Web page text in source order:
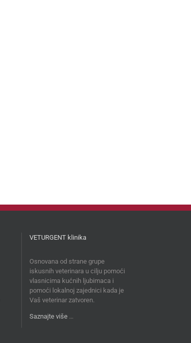
VETURGENT klinika
Osnovana od strane grupe
iskusnih veterinara u cilju pomoći
vlasnicima kućnih ljubimaca i
pomoći lokalnoj zajednici kada je
Vaš veterinar zatvoren.
Saznajte više …